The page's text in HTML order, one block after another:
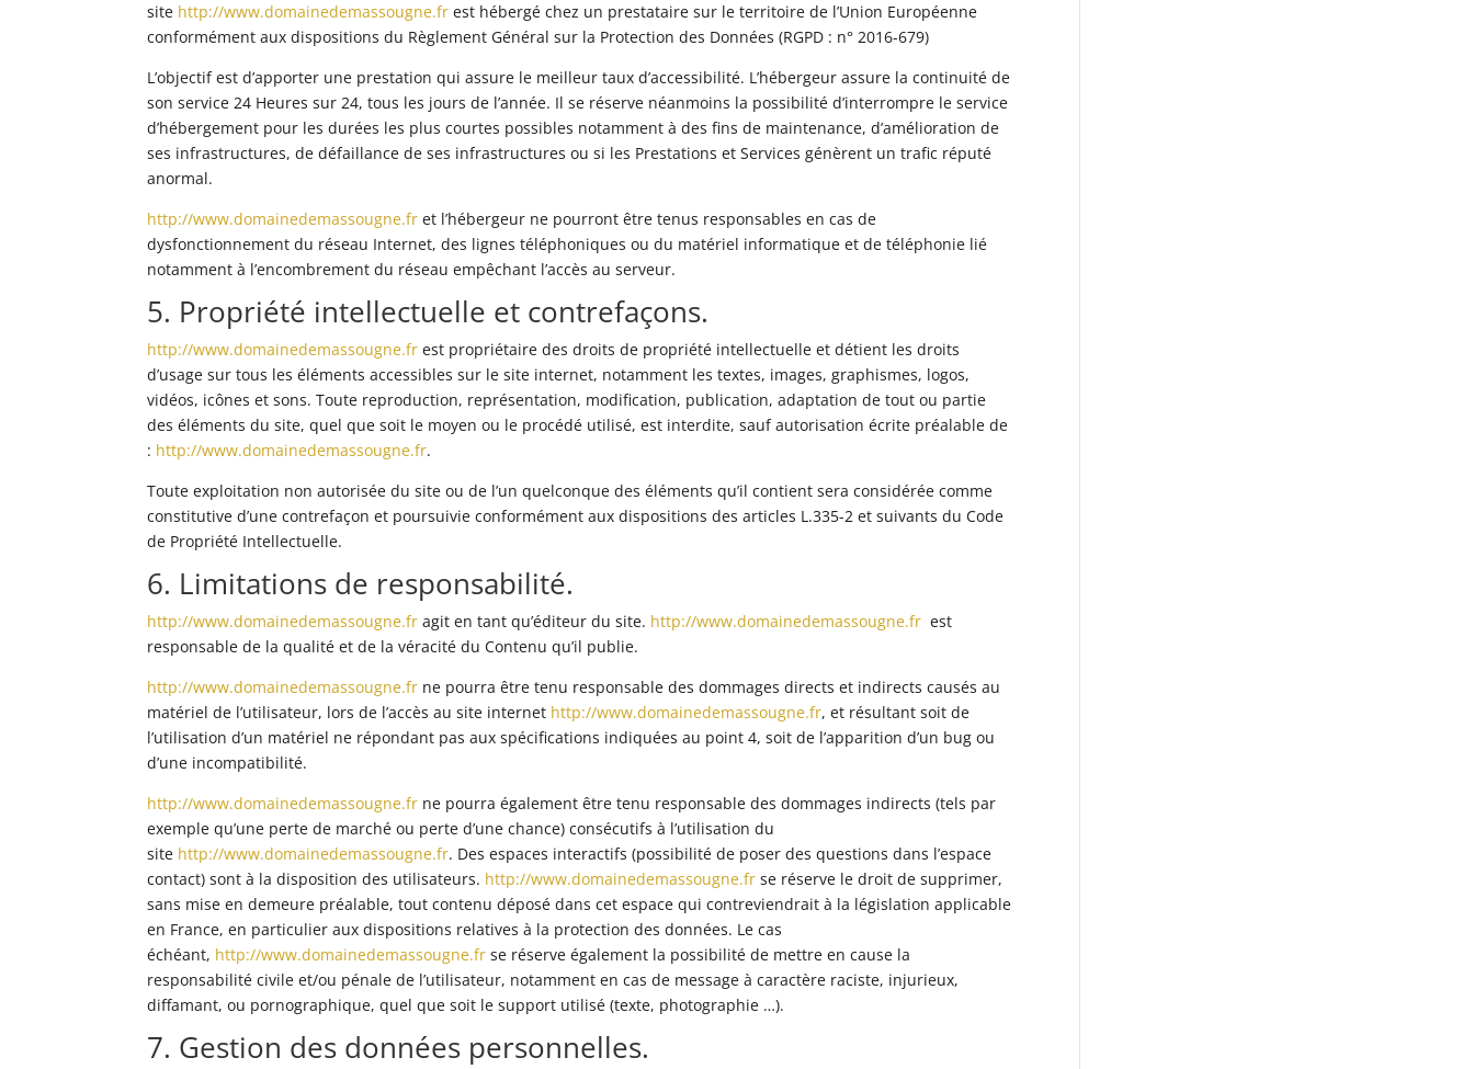
site http://www.domainedemassougne.fr est hébergé chez un prestataire sur le territoire de l’Union Européenne
conformément aux dispositions du Règlement Général sur la Protection des Données (RGPD : n° 2016-679)
L’objectif est d’apporter une prestation qui assure le meilleur taux d’accessibilité. L’hébergeur assure la continuité de
son service 24 Heures sur 24, tous les jours de l’année. Il se réserve néanmoins la possibilité d’interrompre le service
d’hébergement pour les durées les plus courtes possibles notamment à des fins de maintenance, d’amélioration de
ses infrastructures, de défaillance de ses infrastructures ou si les Prestations et Services génèrent un trafic réputé
anormal.
http://www.domainedemassougne.fr et l’hébergeur ne pourront être tenus responsables en cas de
dysfonctionnement du réseau Internet, des lignes téléphoniques ou du matériel informatique et de téléphonie lié
notamment à l’encombrement du réseau empêchant l’accès au serveur.
5. Propriété intellectuelle et contrefaçons.
http://www.domainedemassougne.fr est propriétaire des droits de propriété intellectuelle et détient les droits
d’usage sur tous les éléments accessibles sur le site internet, notamment les textes, images, graphismes, logos,
vidéos, icônes et sons. Toute reproduction, représentation, modification, publication, adaptation de tout ou partie
des éléments du site, quel que soit le moyen ou le procédé utilisé, est interdite, sauf autorisation écrite préalable de
: http://www.domainedemassougne.fr.
Toute exploitation non autorisée du site ou de l’un quelconque des éléments qu’il contient sera considérée comme
constitutive d’une contrefaçon et poursuivie conformément aux dispositions des articles L.335-2 et suivants du Code
de Propriété Intellectuelle.
6. Limitations de responsabilité.
http://www.domainedemassougne.fr agit en tant qu’éditeur du site. http://www.domainedemassougne.fr est
responsable de la qualité et de la véracité du Contenu qu’il publie.
http://www.domainedemassougne.fr ne pourra être tenu responsable des dommages directs et indirects causés au
matériel de l’utilisateur, lors de l’accès au site internet http://www.domainedemassougne.fr, et résultant soit de
l’utilisation d’un matériel ne répondant pas aux spécifications indiquées au point 4, soit de l’apparition d’un bug ou
d’une incompatibilité.
http://www.domainedemassougne.fr ne pourra également être tenu responsable des dommages indirects (tels par
exemple qu’une perte de marché ou perte d’une chance) consécutifs à l’utilisation du
site http://www.domainedemassougne.fr. Des espaces interactifs (possibilité de poser des questions dans l’espace
contact) sont à la disposition des utilisateurs. http://www.domainedemassougne.fr se réserve le droit de supprimer,
sans mise en demeure préalable, tout contenu déposé dans cet espace qui contreviendrait à la législation applicable
en France, en particulier aux dispositions relatives à la protection des données. Le cas
échéant, http://www.domainedemassougne.fr se réserve également la possibilité de mettre en cause la
responsabilité civile et/ou pénale de l’utilisateur, notamment en cas de message à caractère raciste, injurieux,
diffamant, ou pornographique, quel que soit le support utilisé (texte, photographie …).
7. Gestion des données personnelles.